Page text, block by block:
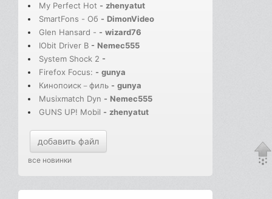
My Perfect Hot - zhenyatut
SmartFons - Об - DimonVideo
Glen Hansard - - wizard76
IObit Driver B - Nemec555
System Shock 2 -
Firefox Focus: - gunya
Кинопоиск－филь - gunya
Musixmatch Dyn - Nemec555
GUNS UP! Mobil - zhenyatut
добавить файл
все новинки